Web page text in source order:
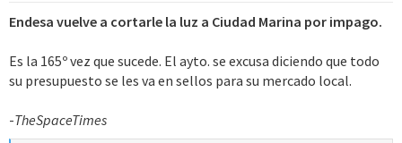
s
Endesa vuelve a cortarle la luz a Ciudad Marina por impago.
Es la 165º vez que sucede. El ayto. se excusa diciendo que todo
su presupuesto se les va en sellos para su mercado local.
-TheSpaceTimes